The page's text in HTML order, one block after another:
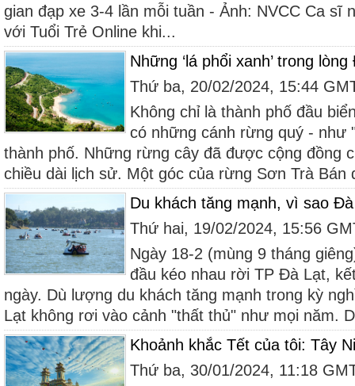
gian đạp xe 3-4 lần mỗi tuần - Ảnh: NVCC Ca sĩ
với Tuổi Trẻ Online khi...
Những ‘lá phổi xanh’ trong
Thứ ba, 20/02/2024, 15:44
Không chỉ là thành phố đầu
có những cánh rừng quý - như
thành phố. Những rừng cây đã được cộng đồng
chiều dài lịch sử. Một góc của rừng Sơn Trà Bán
Du khách tăng mạnh, vì sao
Thứ hai, 19/02/2024, 15:56
Ngày 18-2 (mùng 9 tháng
đầu kéo nhau rời TP Đà Lạt,
ngày. Dù lượng du khách tăng mạnh trong kỳ
Lạt không rơi vào cảnh "thất thủ" như mọi năm.
Khoảnh khắc Tết của tôi: Tây
Thứ ba, 30/01/2024, 11:18